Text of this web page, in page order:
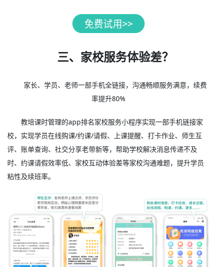
三、家校服务体验差？
家长、学员、老师一部手机全链接，沟通畅顺服务满意，续费
率提升80%
教培课时管理的app排名家校服务小程序实现一部手机链接家
校，实现学员在线购课/约课/请假、上课提醒、打卡作业、师生互
评、账单查询、社交分享老带新等，帮助学校解决消息传递不及
时、约课请假效率低、家校互动体验差等家校沟通难题，提升学员
粘性及续班率。